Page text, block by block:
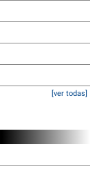
[ver todas]